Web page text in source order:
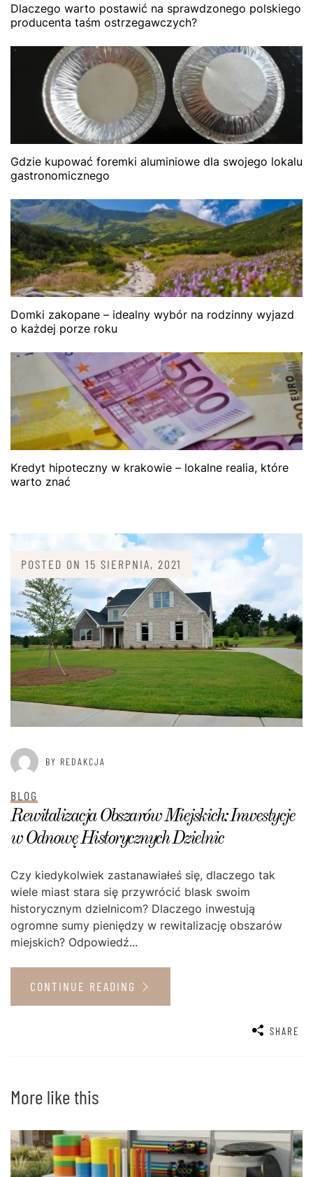
Dlaczego warto postawić na sprawdzonego polskiego
producenta taśm ostrzegawczych?
Gdzie kupować foremki aluminiowe dla swojego lokalu
gastronomicznego
Domki zakopane – idealny wybór na rodzinny wyjazd
o każdej porze roku
Kredyt hipoteczny w krakowie – lokalne realia, które
warto znać
POSTED ON 15 SIERPNIA, 2021
BY REDAKCJA
BLOG
Rewitalizacja Obszarów Miejskich: Inwestycje
w Odnowę Historycznych Dzielnic
Czy kiedykolwiek zastanawiałeś się, dlaczego tak
wiele miast stara się przywrócić blask swoim
historycznym dzielnicom? Dlaczego inwestują
ogromne sumy pieniędzy w rewitalizację obszarów
miejskich? Odpowiedź...
CONTINUE READING
SHARE
More like this